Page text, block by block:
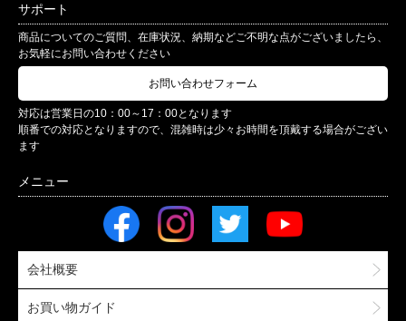
サポート
商品についてのご質問、在庫状況、納期などご不明な点がございましたら、
お気軽にお問い合わせください
お問い合わせフォーム
対応は営業日の10：00～17：00となります
順番での対応となりますので、混雑時は少々お時間を頂戴する場合がござい
ます
会社概要
お買い物ガイド